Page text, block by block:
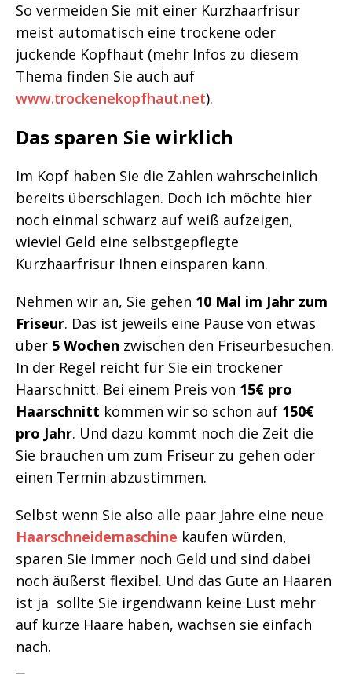
So vermeiden Sie mit einer Kurzhaarfrisur
meist automatisch eine trockene oder
juckende Kopfhaut (mehr Infos zu diesem
Thema finden Sie auch auf
www.trockenekopfhaut.net).
Das sparen Sie wirklich
Im Kopf haben Sie die Zahlen wahrscheinlich
bereits überschlagen. Doch ich möchte hier
noch einmal schwarz auf weiß aufzeigen,
wieviel Geld eine selbstgepflegte
Kurzhaarfrisur Ihnen einsparen kann.
Nehmen wir an, Sie gehen 10 Mal im Jahr zum
Friseur. Das ist jeweils eine Pause von etwas
über 5 Wochen zwischen den Friseurbesuchen.
In der Regel reicht für Sie ein trockener
Haarschnitt. Bei einem Preis von 15€ pro
Haarschnitt kommen wir so schon auf 150€
pro Jahr. Und dazu kommt noch die Zeit die
Sie brauchen um zum Friseur zu gehen oder
einen Termin abzustimmen.
Selbst wenn Sie also alle paar Jahre eine neue
Haarschneidemaschine kaufen würden,
sparen Sie immer noch Geld und sind dabei
noch äußerst flexibel. Und das Gute an Haaren
ist ja ­ sollte Sie irgendwann keine Lust mehr
auf kurze Haare haben, wachsen sie einfach
nach.